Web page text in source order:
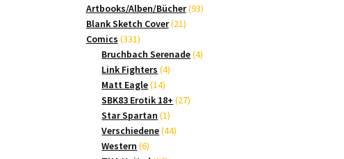
Produkte
Artbooks/Alben/Bücher 9393
Blank Sketch Cover 2121
Comics 331331
Produkte
Bruchbach Serenade 44
Link Fighters 44
Matt Eagle 1414
Produkte
SBK83 Erotik 18+ 2727
Star Spartan 11
Produkt
Verschiedene 4444
Western 66